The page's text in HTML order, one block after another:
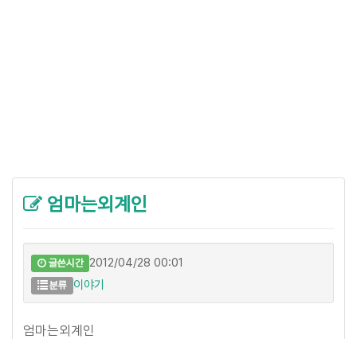
엄마는외계인
글쓴시간 2012/04/28 00:01
분류 이야기
엄마는외계인